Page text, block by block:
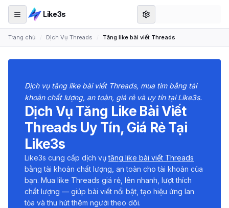
Like3s
Trang chủ Dịch Vụ Threads Tăng like bài viết Threads
Dịch vụ tăng like bài viết Threads, mua tim bằng tài
khoản chất lượng, an toàn, giá rẻ và uy tín tại Like3s.
Dịch Vụ Tăng Like Bài Viết
Threads Uy Tín, Giá Rẻ Tại
Like3s
Like3s cung cấp dịch vụtăng like bài viết Threads
bằng tài khoản chất lượng, an toàn cho tài khoản của
bạn. Mua like Threads giá rẻ, lên nhanh, lượt thích
chất lượng — giúp bài viết nổi bật, tạo hiệu ứng lan
tỏa và thu hút thêm người theo dõi.